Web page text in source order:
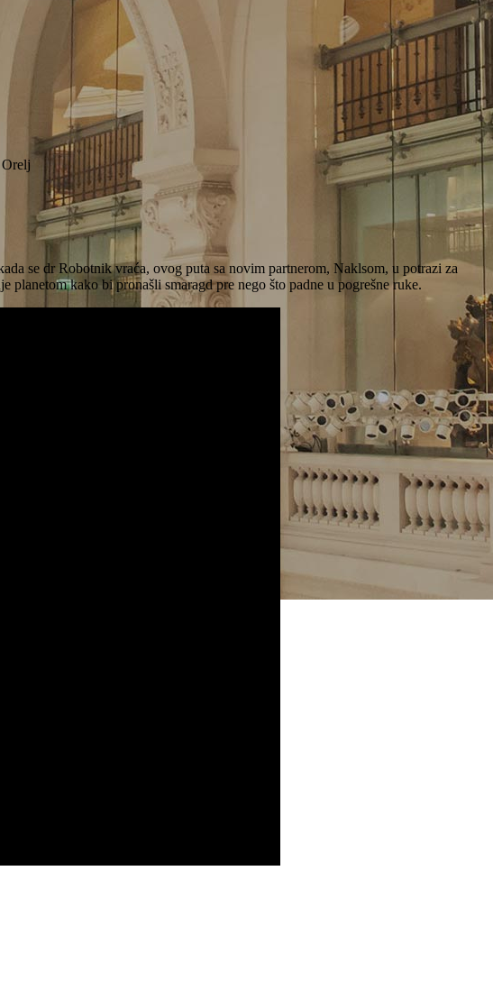
se dr Robotnik vraća, ovog puta sa novim partnerom, Naklsom, u potrazi za
kako bi pronašli smaragd pre nego što padne u pogrešne ruke.